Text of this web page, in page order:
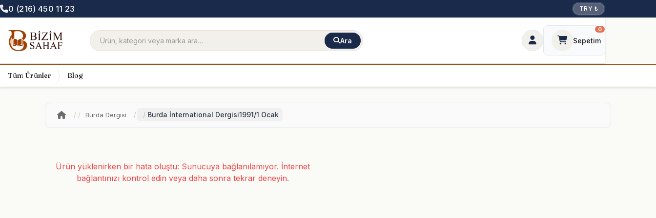
0 (216) 450 11 23 TRY ₺
Ara Sepetim
0
Tüm Ürünler Blog
Burda Dergisi Burda İnternational Dergisi1991/1 Ocak
Ürün yüklenirken bir hata oluştu: Sunucuya bağlanılamıyor. İnternet
bağlantınızı kontrol edin veya daha sonra tekrar deneyin.